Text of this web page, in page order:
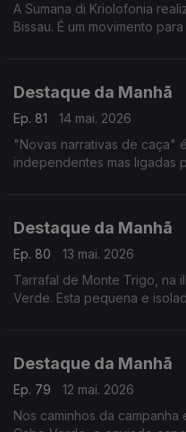
A Sumana di Kriolofonia
Bissau. É um movimento para celebrar, valorizar e reflectir
Destaque da Manhã
Ep. 81
14 mai. 2026
"Novas narrativas de caça"
independentes mas ligadas
Destaque da Manhã
Ep. 80
13 mai. 2026
Tarrafal de Monte Trigo, na
Verde. Esta pequena e
Destaque da Manhã
Ep. 79
12 mai. 2026
Nos caminhos da